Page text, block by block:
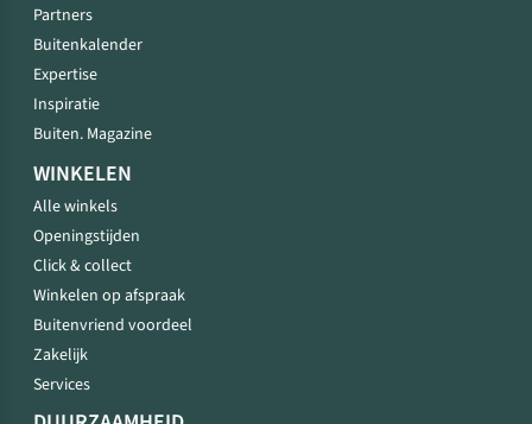
Partners
Buitenkalender
Expertise
Inspiratie
Buiten. Magazine
WINKELEN
Alle winkels
Openingstijden
Click & collect
Winkelen op afspraak
Buitenvriend voordeel
Zakelijk
Services